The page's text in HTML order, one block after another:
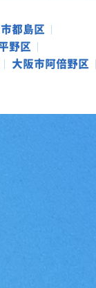
都島区
野区
大阪市阿倍野区